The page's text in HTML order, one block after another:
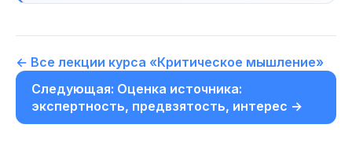
← Все лекции курса «Критическое мышление»
Следующая: Оценка источника:
экспертность, предвзятость, интерес →